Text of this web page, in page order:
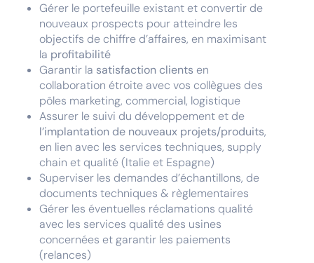
Gérer le portefeuille existant et convertir de
nouveaux prospects pour atteindre les
objectifs de chiffre d’affaires, en maximisant
la profitabilité
Garantir la satisfaction clients en
collaboration étroite avec vos collègues des
pôles marketing, commercial, logistique
Assurer le suivi du développement et de
l’implantation de nouveaux projets/produits,
en lien avec les services techniques, supply
chain et qualité (Italie et Espagne)
Superviser les demandes d’échantillons, de
documents techniques & règlementaires
Gérer les éventuelles réclamations qualité
avec les services qualité des usines
concernées et garantir les paiements
(relances)